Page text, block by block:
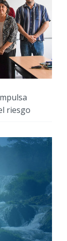
riesgo